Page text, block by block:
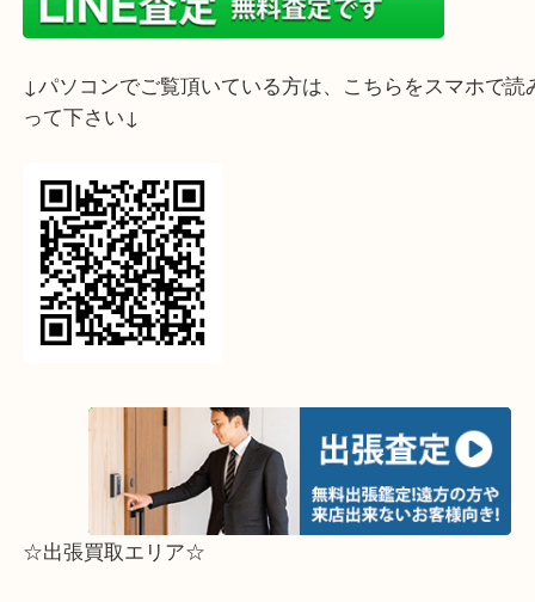
ライン査定始めました☆お友だち登録お願いしま
↓スマホでご覧頂いている方はこちらをタップ↓
↓パソコンでご覧頂いている方は、こちらをスマホ
って下さい↓